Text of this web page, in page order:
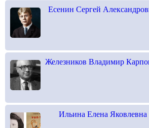
Есенин Сергей
Железников Владимир
Ильина Елена Яковлевна